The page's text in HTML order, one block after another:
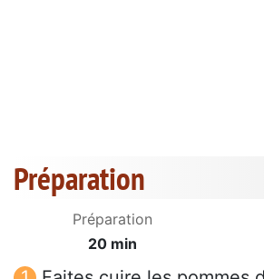
Préparation
Préparation
20 min